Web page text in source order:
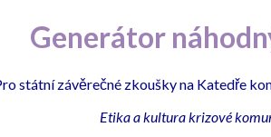
Generátor
státní závěrečné zkoušky na Katedře
Etika a kultura krizové